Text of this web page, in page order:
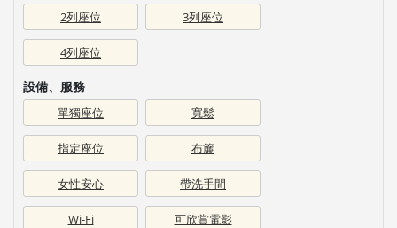
2列座位 3列座位
4列座位
設備、服務
單獨座位 寬鬆
指定座位 布簾
女性安心 帶洗手間
Wi-Fi 可欣賞電影